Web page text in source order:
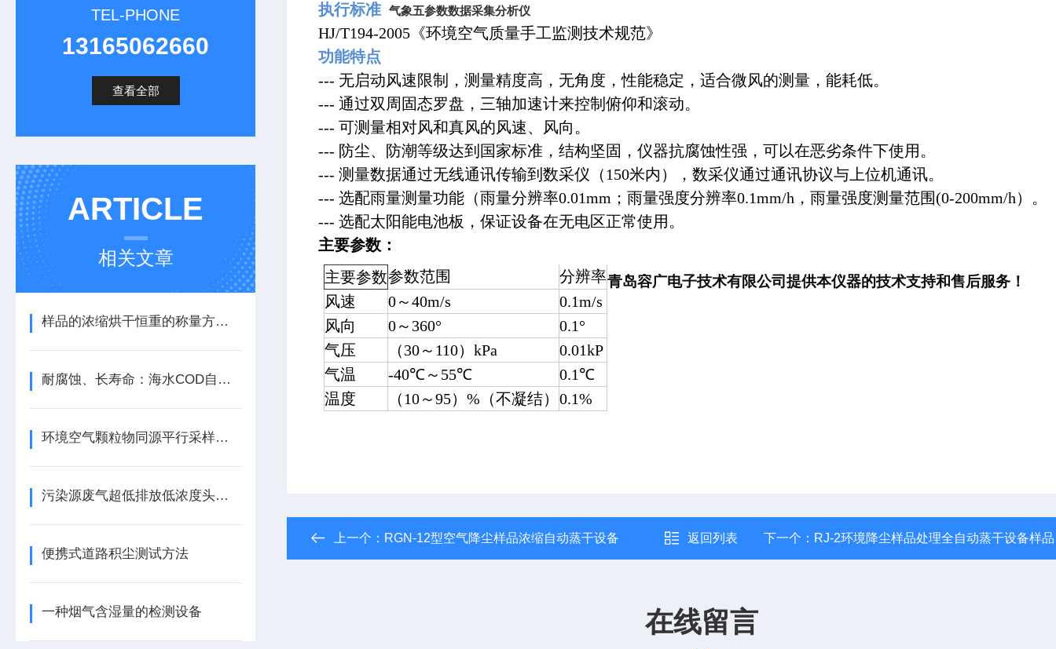
TEL-PHONE
13165062660
查看全部
ARTICLE
相关文章
样品的浓缩烘干恒重的称量方法以及设备技术
耐腐蚀、长寿命：海水COD自动分析仪适配海洋恶劣环境
环境空气颗粒物同源平行采样设备六通道六膜
污染源废气超低排放低浓度头自动烘干型恒温恒湿自动称重
便携式道路积尘测试方法
一种烟气含湿量的检测设备
执行标准 气象五参数数据采集分析仪
HJ/T194-2005《环境空气质量手工监测技术规范》
功能特点
--- 无启动风速限制，测量精度高，无角度，性能稳定，适合微风的测量，能耗低。
--- 通过双周固态罗盘，三轴加速计来控制俯仰和滚动。
--- 可测量相对风和真风的风速、风向。
--- 防尘、防潮等级达到国家标准，结构坚固，仪器抗腐蚀性强，可以在恶劣条件下使用。
--- 测量数据通过无线通讯传输到数采仪（150米内），数采仪通过通讯协议与上位机通讯。
--- 选配雨量测量功能（雨量分辨率0.01mm；雨量强度分辨率0.1mm/h，雨量强度测量范围(0-200mm/h）。
--- 选配太阳能电池板，保证设备在无电区正常使用。
主要参数：
主要参数参数范围
分辨率
风速
0～40m/s
0.1m/s
风向
0～360°
0.1°
气压
（30～110）kPa
0.01kP
气温
-40℃～55℃
0.1℃
温度
（10～95）%（不凝结） 0.1%
青岛容广电子技术有限公司提供本仪器的技术支持和售后服务！
上一个： RGN-12型空气降尘样品浓缩自动蒸干设备 返回列表 下一个： RJ-2环境降尘样品处理全自动蒸干设备样品浓缩
在线留言